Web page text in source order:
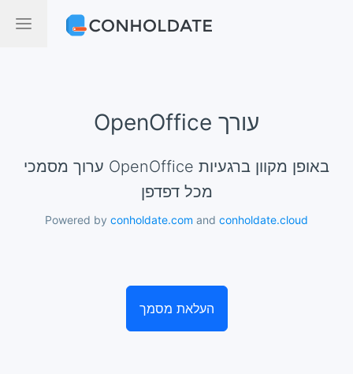
OpenOffice עורך
ערוך מסמכי OpenOffice באופן מקוון ברגעיות
מכל דפדפן
Powered by conholdate.com and conholdate.cloud
העלאת מסמך